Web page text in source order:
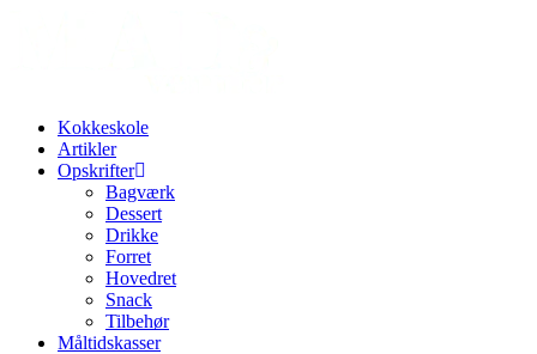
Kokkeskole
Artikler
Opskrifter
Bagværk
Dessert
Drikke
Forret
Hovedret
Snack
Tilbehør
Måltidskasser